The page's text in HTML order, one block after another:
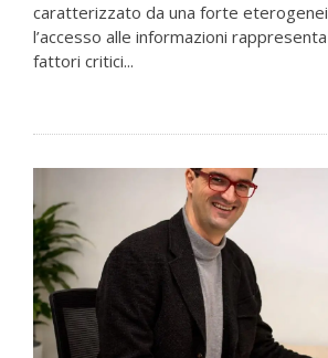
caratterizzato da una forte
l’accesso alle informazioni
fattori critici...